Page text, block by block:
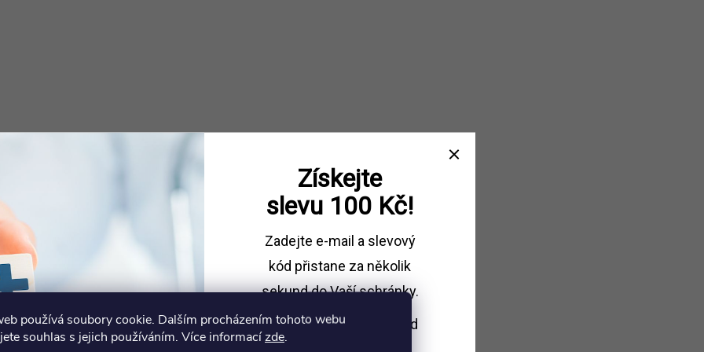
používá soubory cookie. Dalším procházením tohoto webu
souhlas s jejich používáním. Více informacízde.
Získejte
slevu 100 Kč!
Zadejte e-mail a slevový
kód přistane za několik
sekund do Vaší schránky.
Sleva platí při nákupu
nad